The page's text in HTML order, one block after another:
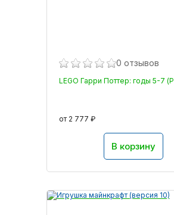
0 отзывов
LEGO Гарри Поттер: годы 5-7
от 2 777 ₽
В корзину